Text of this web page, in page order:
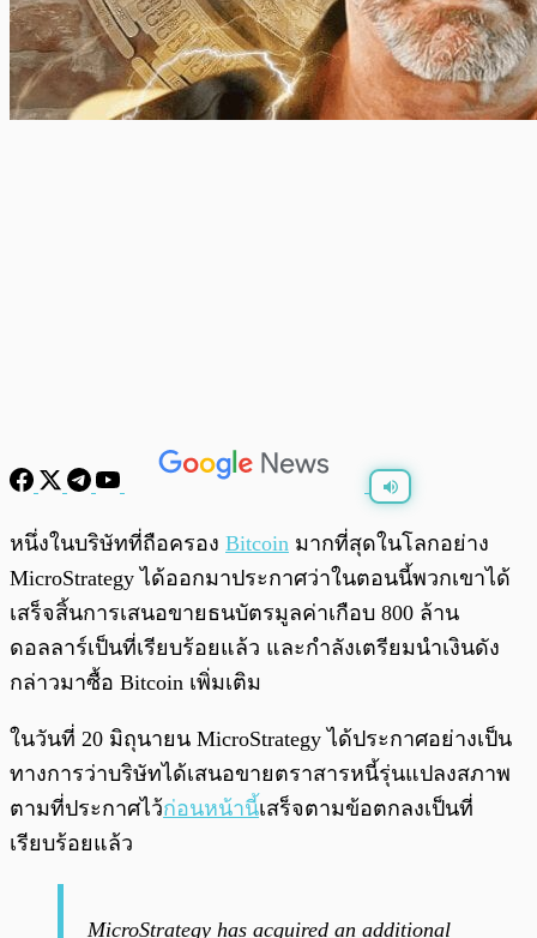
พร้อมเล่น 0:00 0:00
หนึ่งในบริษัทที่ถือครอง Bitcoin มากที่สุดในโลกอย่าง
MicroStrategy ได้ออกมาประกาศว่าในตอนนี้พวกเขาได้
เสร็จสิ้นการเสนอขายธนบัตรมูลค่าเกือบ 800 ล้าน
ดอลลาร์เป็นที่เรียบร้อยแล้ว และกำลังเตรียมนำเงินดัง
กล่าวมาซื้อ Bitcoin เพิ่มเติม
ในวันที่ 20 มิถุนายน MicroStrategy ได้ประกาศอย่างเป็น
ทางการว่าบริษัทได้เสนอขายตราสารหนี้รุ่นแปลงสภาพ
ตามที่ประกาศไว้ก่อนหน้านี้เสร็จตามข้อตกลงเป็นที่
เรียบร้อยแล้ว
MicroStrategy has acquired an additional